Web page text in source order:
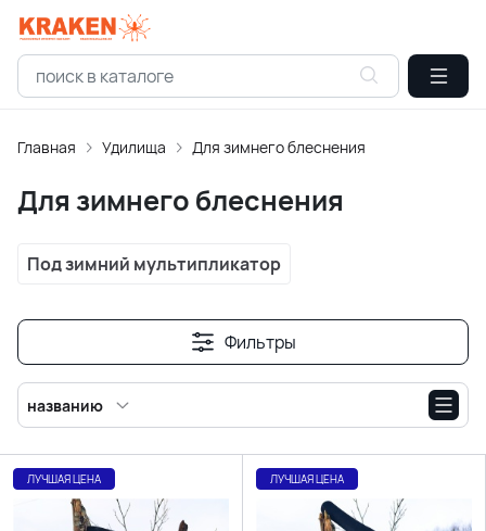
Главная Удилища Для зимнего блеснения
Для зимнего блеснения
Под зимний мультипликатор
Фильтры
названию
ЛУЧШАЯ ЦЕНА ЛУЧШАЯ ЦЕНА